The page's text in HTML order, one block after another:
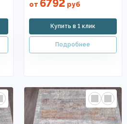
от 6792 руб